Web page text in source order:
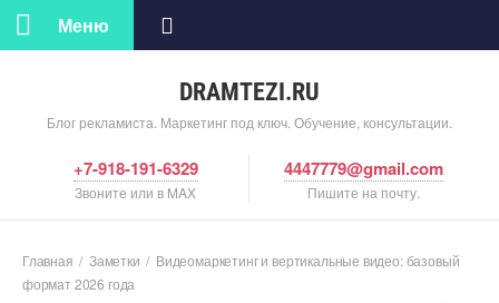
DRAMTEZI.RU
Блог рекламиста. Маркетинг под ключ. Обучение, консультации.
Меню
+7-918-191-6329
Звоните или в MAX
4447779@gmail.com
Пишите на почту.
Главная / Заметки / идеомаркетинг и вертикальные видео: базовый
формат 2026 года